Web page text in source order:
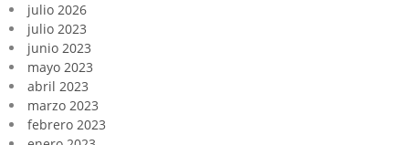
julio 2026
julio 2023
junio 2023
mayo 2023
abril 2023
marzo 2023
febrero 2023